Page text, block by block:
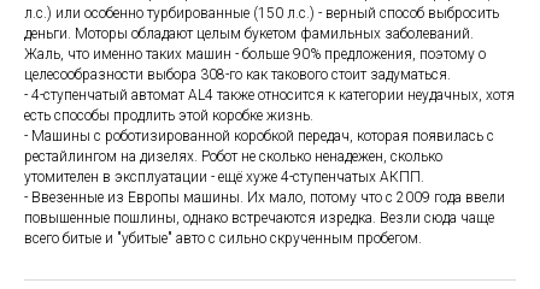
л.с.) или особенно турбированные (150 л.с.) - верный способ выбросить
деньги. Моторы обладают целым букетом фамильных заболеваний.
Жаль, что именно таких машин - больше 90% предложения, поэтому о
целесообразности выбора 308-го как такового стоит задуматься.
- 4-ступенчатый автомат AL4 также относится к категории неудачных, хотя
есть способы продлить этой коробке жизнь.
- Машины с роботизированной коробкой передач, которая появилась с
рестайлингом на дизелях. Робот не сколько ненадежен, сколько
утомителен в эксплуатации - ещё хуже 4-ступенчатых АКПП.
- Ввезенные из Европы машины. Их мало, потому что с 2009 года ввели
повышенные пошлины, однако встречаются изредка. Везли сюда чаще
всего битые и "убитые" авто с сильно скрученным пробегом.